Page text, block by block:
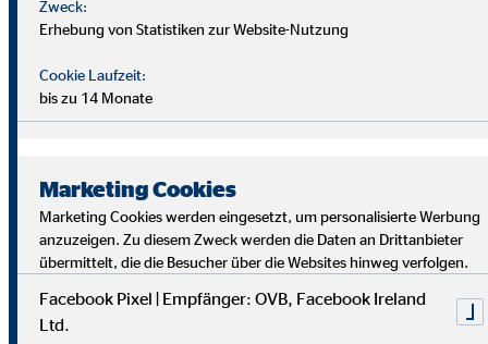
Bei uns findest du Sicherheit, Selbstbestimmung und
Zweck:
Erhebung von Statistiken zur Website-Nutzung
Cookie Laufzeit:
bis zu 14 Monate
Marketing Cookies
Marketing Cookies werden eingesetzt, um personalisierte Werbung
anzuzeigen. Zu diesem Zweck werden die Daten an Drittanbieter
übermittelt, die die Besucher über die Websites hinweg verfolgen.
Facebook Pixel | Empfänger: OVB, Facebook Ireland
Ltd.